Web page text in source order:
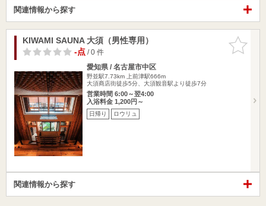
関連情報から探す
お気に入
りに追加
KIWAMI SAUNA 大須（男性専用）
-点/ 0 件
愛知県 / 名古屋市中区
野並駅7.73km
上前津駅666m
大須商店街徒歩5分、大須観音駅より徒歩7分
営業時間 6:00～翌4:00
入浴料金 1,200円～
日帰り ロウリュ
関連情報から探す